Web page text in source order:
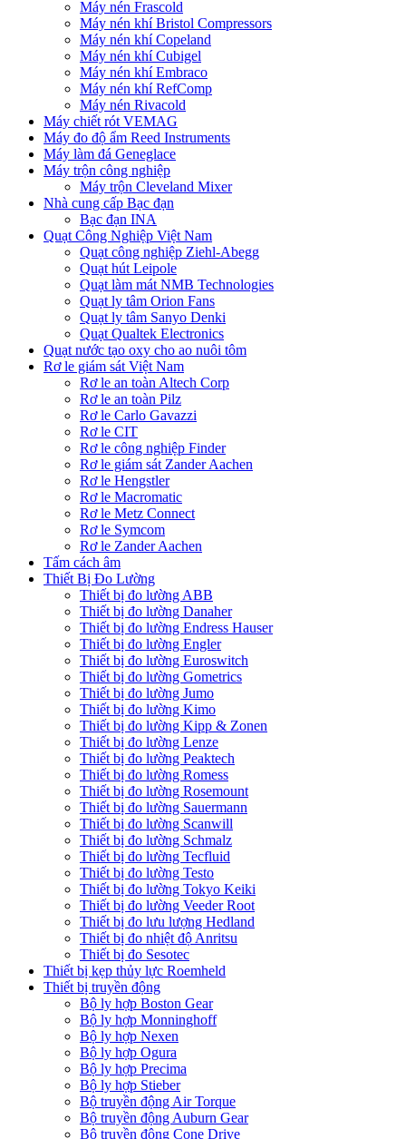
Máy nén Frascold
Máy nén khí Bristol Compressors
Máy nén khí Copeland
Máy nén khí Cubigel
Máy nén khí Embraco
Máy nén khí RefComp
Máy nén Rivacold
Máy chiết rót VEMAG
Máy đo độ ẩm Reed Instruments
Máy làm đá Geneglace
Máy trộn công nghiệp
Máy trộn Cleveland Mixer
Nhà cung cấp Bạc đạn
Bạc đạn INA
Quạt Công Nghiệp Việt Nam
Quạt công nghiệp Ziehl-Abegg
Quạt hút Leipole
Quạt làm mát NMB Technologies
Quạt ly tâm Orion Fans
Quạt ly tâm Sanyo Denki
Quạt Qualtek Electronics
Quạt nước tạo oxy cho ao nuôi tôm
Rơ le giám sát Việt Nam
Rơ le an toàn Altech Corp
Rơ le an toàn Pilz
Rơ le Carlo Gavazzi
Rơ le CIT
Rơ le công nghiệp Finder
Rơ le giám sát Zander Aachen
Rơ le Hengstler
Rơ le Macromatic
Rơ le Metz Connect
Rơ le Symcom
Rơ le Zander Aachen
Tấm cách âm
Thiết Bị Đo Lường
Thiết bị đo lường ABB
Thiết bị đo lường Danaher
Thiết bị đo lường Endress Hauser
Thiết bị đo lường Engler
Thiết bị đo lường Euroswitch
Thiết bị đo lường Gometrics
Thiết bị đo lường Jumo
Thiết bị đo lường Kimo
Thiết bị đo lường Kipp & Zonen
Thiết bị đo lường Lenze
Thiết bị đo lường Peaktech
Thiết bị đo lường Romess
Thiết bị đo lường Rosemount
Thiết bị đo lường Sauermann
Thiết bị đo lường Scanwill
Thiết bị đo lường Schmalz
Thiết bị đo lường Tecfluid
Thiết bị đo lường Testo
Thiết bị đo lường Tokyo Keiki
Thiết bị đo lường Veeder Root
Thiết bị đo lưu lượng Hedland
Thiết bị đo nhiệt độ Anritsu
Thiết bị đo Sesotec
Thiết bị kẹp thủy lực Roemheld
Thiết bị truyền động
Bộ ly hợp Boston Gear
Bộ ly hợp Monninghoff
Bộ ly hợp Nexen
Bộ ly hợp Ogura
Bộ ly hợp Precima
Bộ ly hợp Stieber
Bộ truyền động Air Torque
Bộ truyền động Auburn Gear
Bộ truyền động Cone Drive